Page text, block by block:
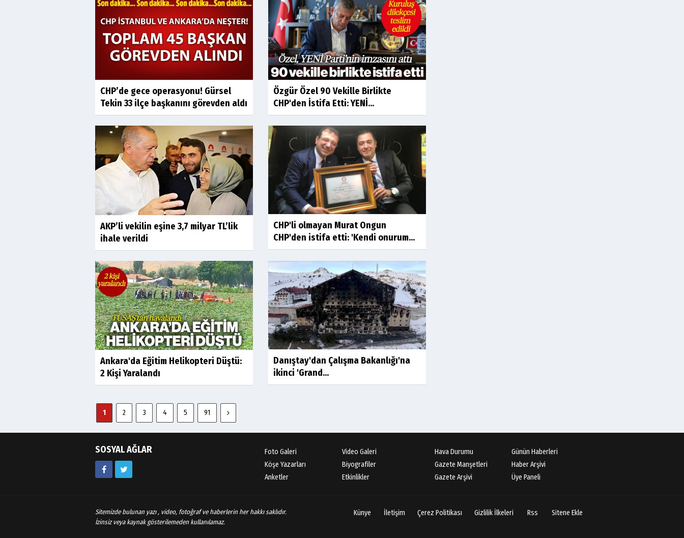
CHP’de gece operasyonu! Gürsel
Tekin 33 ilçe başkanını görevden aldı
Özgür Özel 90 Vekille Birlikte
CHP'den İstifa Etti: YENİ...
AKP’li vekilin eşine 3,7 milyar TL’lik
ihale verildi
CHP'li olmayan Murat Ongun
CHP'den istifa etti: 'Kendi onurum...
Ankara'da Eğitim Helikopteri Düştü:
2 Kişi Yaralandı
Danıştay'dan Çalışma Bakanlığı'na
ikinci 'Grand...
1 2 3 4 5 91
SOSYAL AĞLAR Foto Galeri
Video Galeri
Köşe Yazarları
Biyografiler
Anketler
Etkinlikler
Hava Durumu
Günün Haberleri
Gazete Manşetleri
Haber Arşivi
Gazete Arşivi
Üye Paneli
Sitemizde bulunan yazı , video, fotoğraf ve haberlerin her hakkı saklıdır.
İzinsiz veya kaynak gösterilemeden kullanılamaz.
Künye İletişim Çerez Politikası Gizlilik İlkeleri Rss Sitene Ekle